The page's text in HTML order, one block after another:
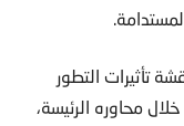
تأثيرات التطور
محاوره الرئيسة،